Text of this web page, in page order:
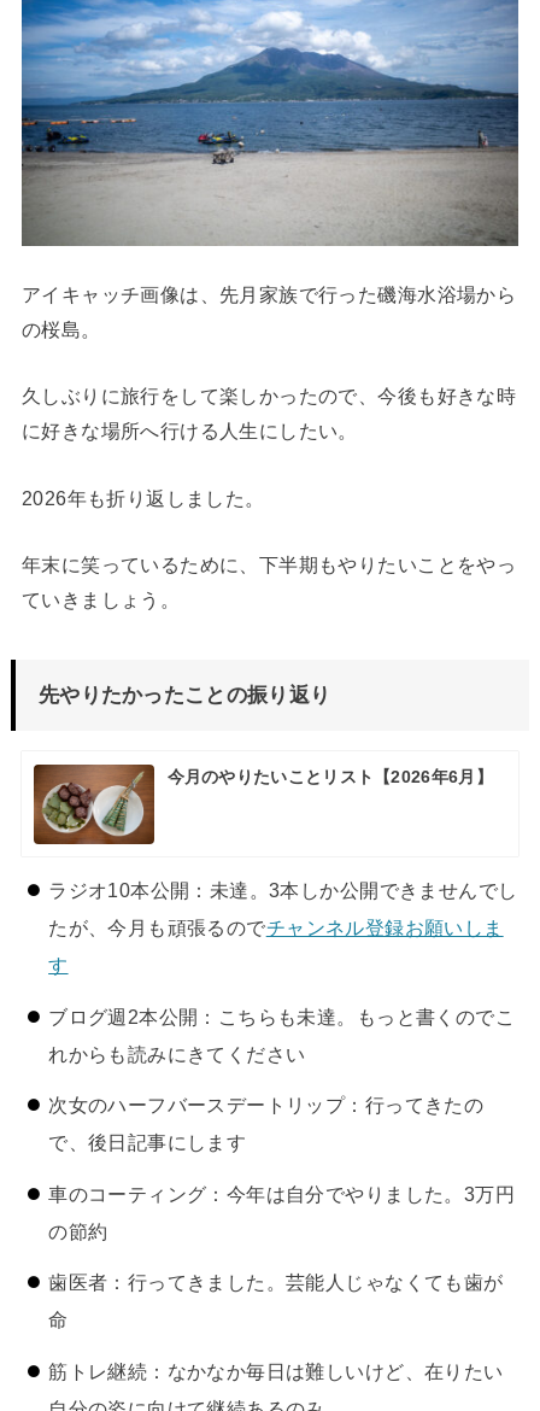
アイキャッチ画像は、先月家族で行った磯海水浴場から
の桜島。
久しぶりに旅行をして楽しかったので、今後も好きな時
に好きな場所へ行ける人生にしたい。
2026年も折り返しました。
年末に笑っているために、下半期もやりたいことをやっ
ていきましょう。
先やりたかったことの振り返り
今月のやりたいことリスト【2026年6月】
ラジオ10本公開：未達。3本しか公開できませんでし
たが、今月も頑張るのでチャンネル登録お願いしま
す
ブログ週2本公開：こちらも未達。もっと書くのでこ
れからも読みにきてください
次女のハーフバースデートリップ：行ってきたの
で、後日記事にします
車のコーティング：今年は自分でやりました。3万円
の節約
歯医者：行ってきました。芸能人じゃなくても歯が
命
筋トレ継続：なかなか毎日は難しいけど、在りたい